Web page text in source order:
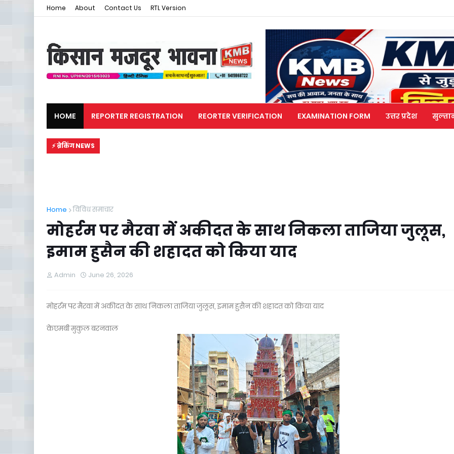
Home About Contact Us RTL Version
HOME REPORTER REGISTRATION REORTER VERIFICATION EXAMINATION FORM उत्तर प्रदेश
मजदूर समाचार
⚡ ब्रेकिंग NEWS
Home विविध समाचार
मोहर्रम पर मैरवा में अकीदत के साथ निकला ताजिया जुलूस,
इमाम हुसैन की शहादत को किया याद
Admin June 26, 2026
मोहर्रम पर मैरवा में अकीदत के साथ निकला ताजिया जुलूस, इमाम हुसैन की शहादत को किया याद
केएमबी मुकुल बरनवाल